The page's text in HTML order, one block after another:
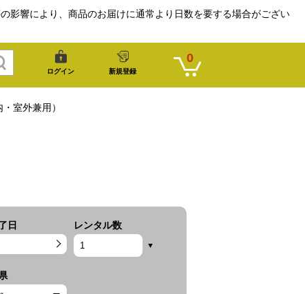
影響により、商品のお届けに通常より日数を要する場合がござい
ログイン 新規登録
0
室外兼用）
日 レンタル数